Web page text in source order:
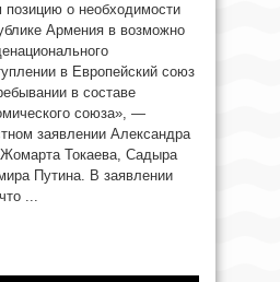
о необходимости
Армения в возможно
в Европейский союз
в составе
союза», —
заявлении Александра
Токаева, Садыра
Путина. В заявлении
...